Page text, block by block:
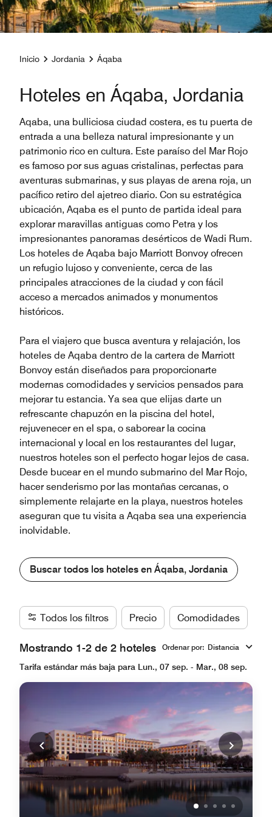
Inicio Jordania Áqaba
Hoteles en Áqaba, Jordania
Aqaba, una bulliciosa ciudad costera, es tu puerta de
entrada a una belleza natural impresionante y un
patrimonio rico en cultura. Este paraíso del Mar Rojo
es famoso por sus aguas cristalinas, perfectas para
aventuras submarinas, y sus playas de arena roja, un
pacífico retiro del ajetreo diario. Con su estratégica
ubicación, Aqaba es el punto de partida ideal para
explorar maravillas antiguas como Petra y los
impresionantes panoramas desérticos de Wadi Rum.
Los hoteles de Aqaba bajo Marriott Bonvoy ofrecen
un refugio lujoso y conveniente, cerca de las
principales atracciones de la ciudad y con fácil
acceso a mercados animados y monumentos
históricos.
Para el viajero que busca aventura y relajación, los
hoteles de Aqaba dentro de la cartera de Marriott
Bonvoy están diseñados para proporcionarte
modernas comodidades y servicios pensados para
mejorar tu estancia. Ya sea que elijas darte un
refrescante chapuzón en la piscina del hotel,
rejuvenecer en el spa, o saborear la cocina
internacional y local en los restaurantes del lugar,
nuestros hoteles son el perfecto hogar lejos de casa.
Desde bucear en el mundo submarino del Mar Rojo,
hacer senderismo por las montañas cercanas, o
simplemente relajarte en la playa, nuestros hoteles
aseguran que tu visita a Aqaba sea una experiencia
inolvidable.
Buscar todos los hoteles en Áqaba, Jordania
Todos los filtros Precio Comodidades
Mostrando 1-2 de 2 hoteles Ordenar por: Distancia
Tarifa estándar más baja para Lun., 07 sep. - Mar., 08 sep.